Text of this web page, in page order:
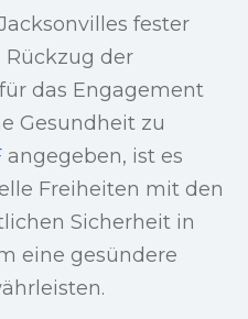
fester
der
das Engagement
Gesundheit zu
angegeben, ist es
Freiheiten mit den
Sicherheit in
eine gesündere